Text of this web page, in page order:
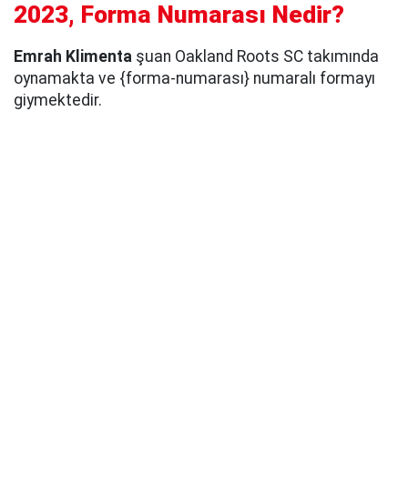
2023, Forma Numarası Nedir?
Emrah Klimenta şuan Oakland Roots SC takımında
oynamakta ve {forma-numarası} numaralı formayı
giymektedir.